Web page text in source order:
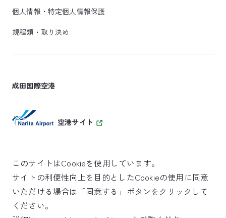
個人情報・特定個人情報保護
規程類・取り決め
成田国際空港
空港サイト
SKYTRAX
5スターエアポート
このサイトはCookieを使用しています。
サイトの利便性向上を目的としたCookieの使用に同意
いただける場合は「同意する」ボタンをクリックして
ください。